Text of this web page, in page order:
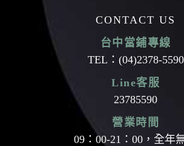
CONTACT US
台中當鋪專線
TEL： (04)2378-5590
Line客服
23785590
營業時間
09：00-21：00，全年